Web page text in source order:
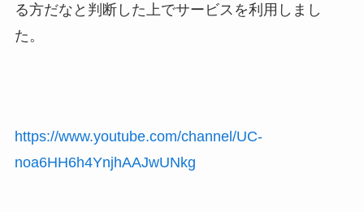
る方だなと判断した上でサービスを利用しまし
た。
https://www.youtube.com/channel/UC-
noa6HH6h4YnjhAAJwUNkg